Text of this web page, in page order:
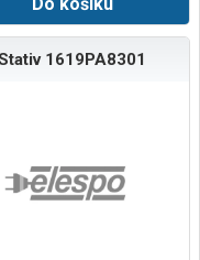
1619PA8301